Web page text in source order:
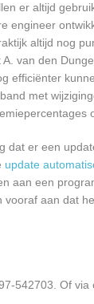
er altijd
engineer
altijd nog
van den
efficiënter
met
er een
update
aan een
aan dat
542703. Of via